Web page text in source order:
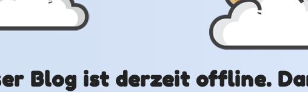
Blog ist derzeit offline.